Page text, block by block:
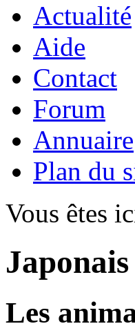
Actualité
Aide
Contact
Forum
Annuaire
Plan du
Vous êtes
Les